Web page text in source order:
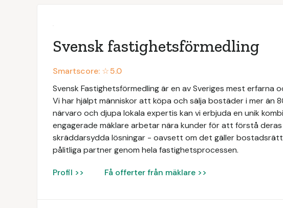
Svensk fastighetsförmedling
Smartscore: ☆5.0
Svensk Fastighetsförmedling är en av Sveriges mest erfarna
Vi har hjälpt människor att köpa och sälja bostäder i mer än
närvaro och djupa lokala expertis kan vi erbjuda en unik
engagerade mäklare arbetar nära kunder för att förstå
skräddarsydda lösningar - oavsett om det gäller
pålitliga partner genom hela fastighetsprocessen.
Profil >> Få offerter från mäklare >>